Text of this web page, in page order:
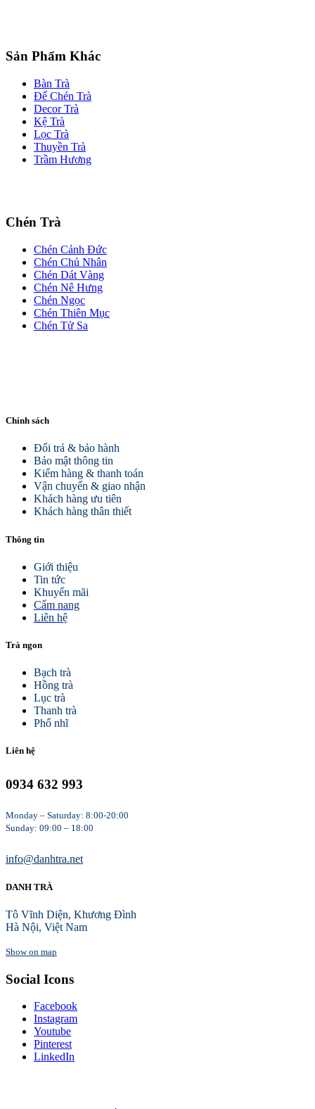
Sản Phẩm Khác
Bàn Trà
Đế Chén Trà
Decor Trà
Kệ Trà
Lọc Trà
Thuyền Trà
Trầm Hương
Chén Trà
Chén Cảnh Đức
Chén Chủ Nhân
Chén Dát Vàng
Chén Nê Hưng
Chén Ngọc
Chén Thiên Mục
Chén Tử Sa
Chính sách
Đổi trả & bảo hành
Bảo mật thông tin
Kiểm hàng & thanh toán
Vận chuyển & giao nhận
Khách hàng ưu tiên
Khách hàng thân thiết
Thông tin
Giới thiệu
Tin tức
Khuyến mãi
Cẩm nang
Liên hệ
Trà ngon
Bạch trà
Hồng trà
Lục trà
Thanh trà
Phổ nhĩ
Liên hệ
0934 632 993
Monday – Saturday: 8:00-20:00
Sunday: 09:00 – 18:00
info@danhtra.net
DANH TRÀ
Tô Vĩnh Diện, Khương Đình
Hà Nội, Việt Nam
Show on map
Social Icons
Facebook
Instagram
Youtube
Pinterest
LinkedIn